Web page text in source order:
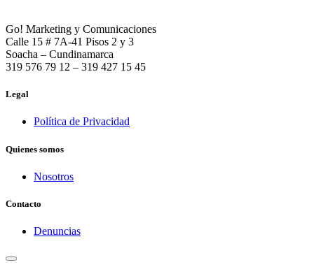
Go! Marketing y Comunicaciones
Calle 15 # 7A-41 Pisos 2 y 3
Soacha – Cundinamarca
319 576 79 12 – 319 427 15 45
Legal
Política de Privacidad
Quienes somos
Nosotros
Contacto
Denuncias